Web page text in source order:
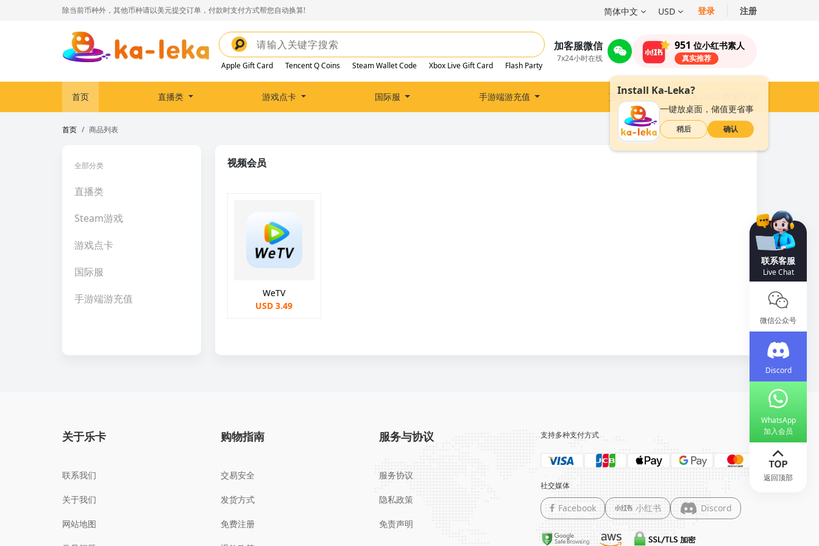
除当前币种外，其他币种请以美元提交订单，付款时支付方式帮您自动换算! 简体中文 USD 登录 注册
Apple Gift Card Tencent Q Coins Steam Wallet Code Xbox Live Gift Card Flash Party
加客服微信
7x24小时在线
Install Ka-Leka?
一键放桌面，储值更省事
稍后 确认
951 位小红书素人
真实推荐
首页 直播类 游戏点卡 国际服 手游端游充值 更多 KA-LEKA 联盟计划
首页 商品列表
全部分类
直播类
Steam游戏
游戏点卡
国际服
手游端游充值
视频会员
WeTV
USD 3.49
关于乐卡
联系我们
关于我们
网站地图
购物指南
交易安全
发货方式
免费注册
服务与协议
服务协议
隐私政策
免责声明
支持多种支付方式
社交媒体
Facebook 小红书 Discord
联系客服
Live Chat
微信公众号
Discord
WhatsApp
加入会员
返回顶部